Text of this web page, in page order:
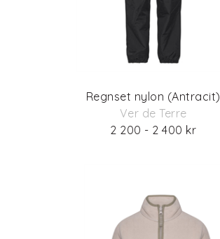
Regnset nylon (Antracit)
Ver de Terre
2 200 - 2 400 kr